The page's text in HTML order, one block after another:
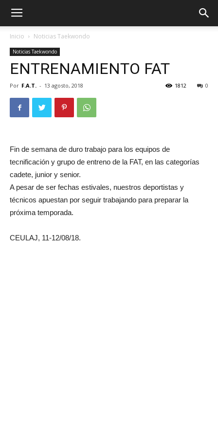
Inicio Noticias Taekwondo
Noticias Taekwondo
ENTRENAMIENTO FAT
Por F.A.T. - 13 agosto, 2018 0
1812
Fin de semana de duro trabajo para los equipos de
tecnificación y grupo de entreno de la FAT, en las categorías
cadete, junior y senior.
A pesar de ser fechas estivales, nuestros deportistas y
técnicos apuestan por seguir trabajando para preparar la
próxima temporada.
CEULAJ, 11-12/08/18.